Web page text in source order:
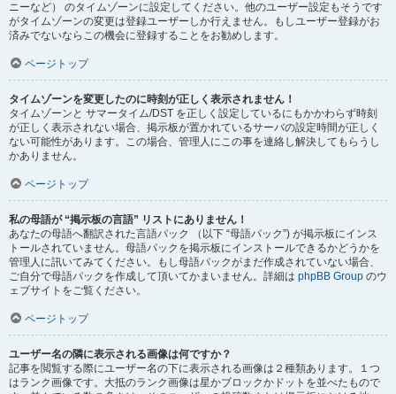
ニーなど） のタイムゾーンに設定してください。他のユーザー設定もそうです
がタイムゾーンの変更は登録ユーザーしか行えません。もしユーザー登録がお
済みでないならこの機会に登録することをお勧めします。
ページトップ
タイムゾーンを変更したのに時刻が正しく表示されません！
タイムゾーンと サマータイム/DST を正しく設定しているにもかかわらず時刻
が正しく表示されない場合、掲示板が置かれているサーバの設定時間が正しく
ない可能性があります。この場合、管理人にこの事を連絡し解決してもらうし
かありません。
ページトップ
私の母語が “掲示板の言語” リストにありません！
あなたの母語へ翻訳された言語パック （以下 “母語パック”) が掲示板にインス
トールされていません。母語パックを掲示板にインストールできるかどうかを
管理人に訊いてみてください。もし母語パックがまだ作成されていない場合、
ご自分で母語パックを作成して頂いてかまいません。詳細は phpBB Group のウ
ェブサイトをご覧ください。
ページトップ
ユーザー名の隣に表示される画像は何ですか？
記事を閲覧する際にユーザー名の下に表示される画像は２種類あります。１つ
はランク画像です。大抵のランク画像は星かブロックかドットを並べたもので